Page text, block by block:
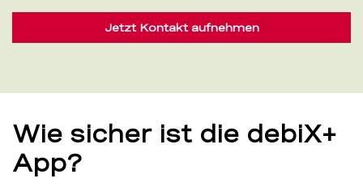
Jetzt Kontakt aufnehmen
Wie sicher ist die debiX+
App?